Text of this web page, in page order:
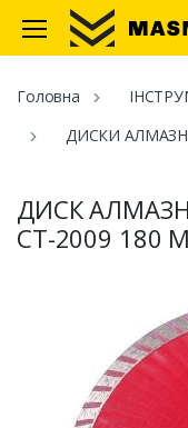
Masmart
Головна
ДИСКИ
ДИСК
CT-2009 180